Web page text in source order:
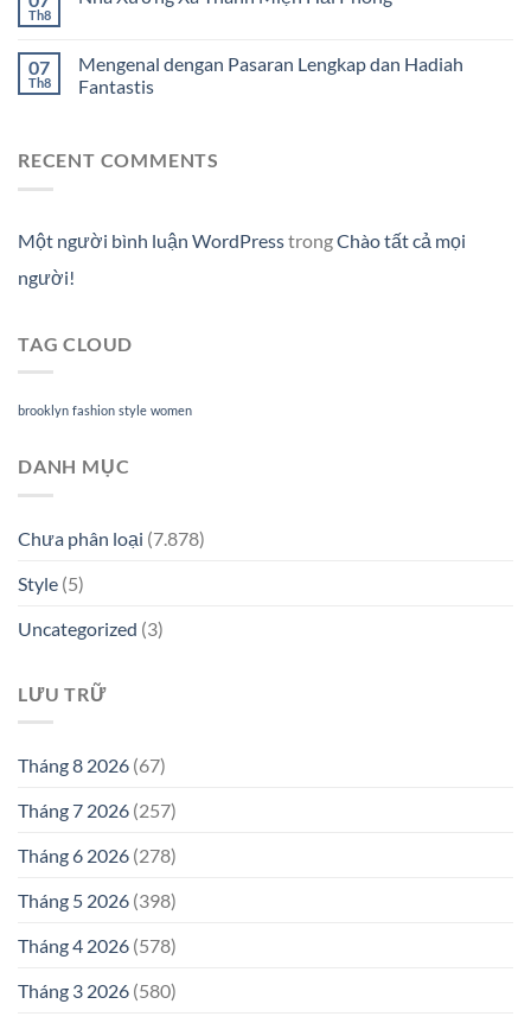
Th8
07
Th8
Mengenal dengan Pasaran Lengkap dan Hadiah
Fantastis
RECENT COMMENTS
Một người bình luận WordPresstrongChào tất cả mọi
người!
TAG CLOUD
brooklyn fashion style women
DANH MỤC
Chưa phân loại (7.878)
Style (5)
Uncategorized (3)
LƯU TRỮ
Tháng 8 2026 (67)
Tháng 7 2026 (257)
Tháng 6 2026 (278)
Tháng 5 2026 (398)
Tháng 4 2026 (578)
Tháng 3 2026 (580)